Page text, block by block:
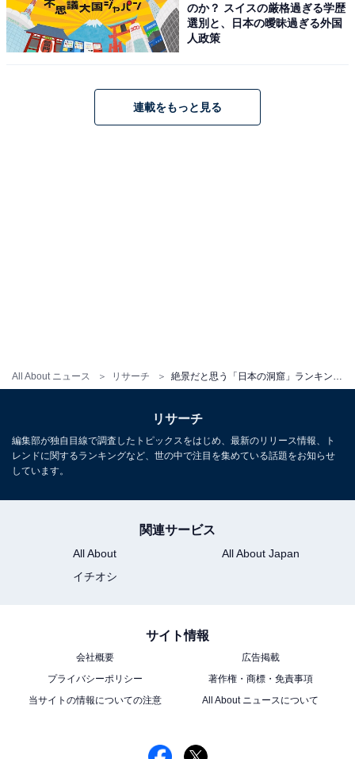
All About ニュース リサーチ
※回答者からのコメントは原文ママです
こちらもおすすめ
絶景だと思う「日本の高原」ランキング！ 2位
「乗鞍高原（長野県）」を抑えた1位は？
【2025年調査】
のか？ スイスの厳格過ぎる学歴
選別と、日本の曖昧過ぎる外国
人政策
連載をもっと見る
リサーチ
編集部が独自目線で調査したトピックスをはじめ、最新のリリース情報、ト
レンドに関するランキングなど、世の中で注目を集めている話題をお知らせ
しています。
関連サービス
All About
All About Japan
イチオシ
サイト情報
会社概要
広告掲載
プライバシーポリシー
著作権・商標・免責事項
当サイトの情報についての注意
All About ニュースについて